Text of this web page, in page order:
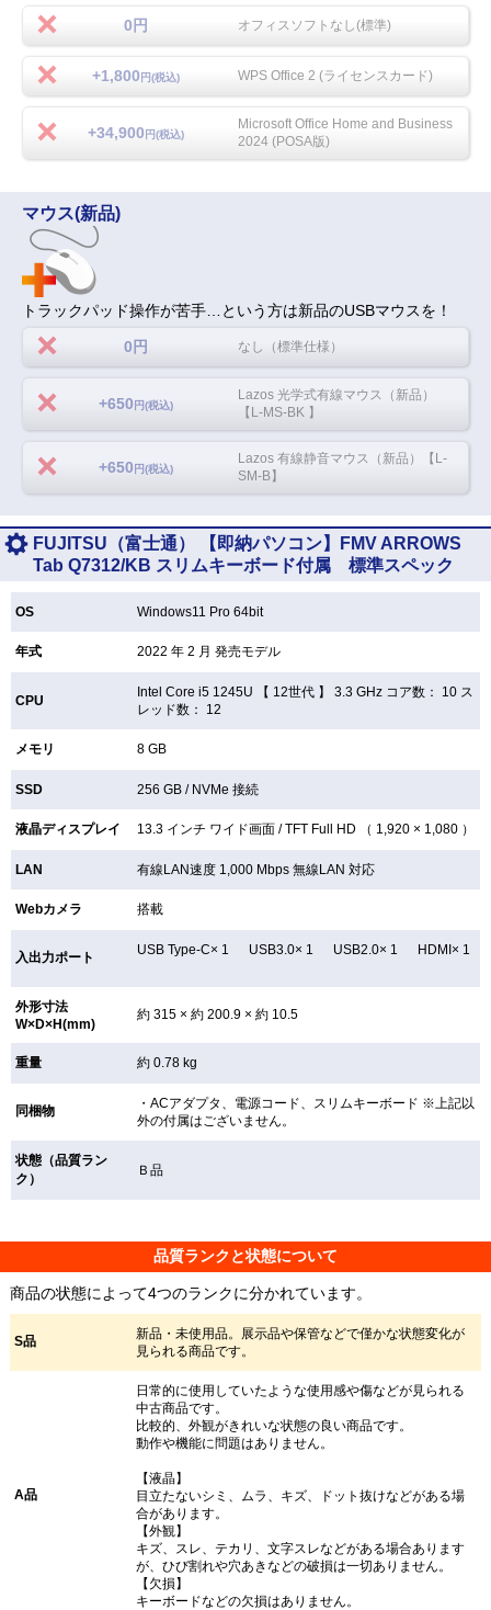
0円 オフィスソフトなし(標準)
+1,800 円(税込) WPS Office 2 (ライセンスカード)
+34,900 円(税込)
Microsoft Office Home and Business
2024 (POSA版)
マウス(新品)
トラックパッド操作が苦手…という方は新品のUSBマウスを！
0円 なし（標準仕様）
+650 円(税込)
Lazos 光学式有線マウス（新品）
【L-MS-BK 】
+650 円(税込)
Lazos 有線静音マウス（新品）【L-
SM-B】
FUJITSU（富士通） 【即納パソコン】FMV ARROWS
Tab Q7312/KB スリムキーボード付属 標準スペック
OS Windows11 Pro 64bit
年式 2022 年 2 月 発売モデル
CPU
Intel Core i5 1245U 【 12世代 】 3.3 GHz コア数： 10 ス
レッド数： 12
メモリ 8 GB
SSD 256 GB / NVMe 接続
液晶ディスプレイ 13.3 インチ ワイド画面 /TFT Full HD （ 1,920 × 1,080 ）
LAN 有線LAN速度 1,000 Mbps 無線LAN対応
Webカメラ 搭載
入出力ポート USB Type-C× 1 USB3.0× 1 USB2.0× 1 HDMI× 1
外形寸法
W×D×H(mm)
約 315 × 約 200.9 × 約 10.5
重量 約 0.78 kg
同梱物
・ACアダプタ、電源コード、スリムキーボード ※上記以
外の付属はございません。
状態（品質ラン
ク）
Ｂ品
品質ランクと状態について
商品の状態によって4つのランクに分かれています。
S品
新品・未使用品。展示品や保管などで僅かな状態変化が
見られる商品です。
A品
日常的に使用していたような使用感や傷などが見られる
中古商品です。
比較的、外観がきれいな状態の良い商品です。
動作や機能に問題はありません。
【液晶】
目立たないシミ、ムラ、キズ、ドット抜けなどがある場
合があります。
【外観】
キズ、スレ、テカリ、文字スレなどがある場合あります
が、ひび割れや穴あきなどの破損は一切ありません。
【欠損】
キーボードなどの欠損はありません。